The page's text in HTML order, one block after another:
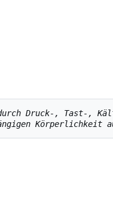
Druck-, Tast-,
Körperlichkeit